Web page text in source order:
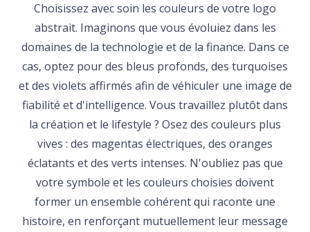
Choisissez avec soin les couleurs de votre logo
abstrait. Imaginons que vous évoluiez dans les
domaines de la technologie et de la finance. Dans ce
cas, optez pour des bleus profonds, des turquoises
et des violets affirmés afin de véhiculer une image de
fiabilité et d'intelligence. Vous travaillez plutôt dans
la création et le lifestyle ? Osez des couleurs plus
vives : des magentas électriques, des oranges
éclatants et des verts intenses. N'oubliez pas que
votre symbole et les couleurs choisies doivent
former un ensemble cohérent qui raconte une
histoire, en renforçant mutuellement leur message